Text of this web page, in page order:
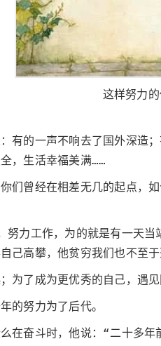
这样努力
有的一声不响去了国外深造
，生活幸福美满……
们曾经在相差无几的起点，
努力工作，为的就是有一天
己高攀，他贫穷我们也不至
为了成为更优秀的自己，遇
的努力为了后代。
在奋斗时，他说：“二十多